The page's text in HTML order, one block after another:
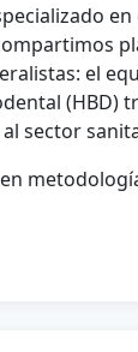
el
(HBD)
sector